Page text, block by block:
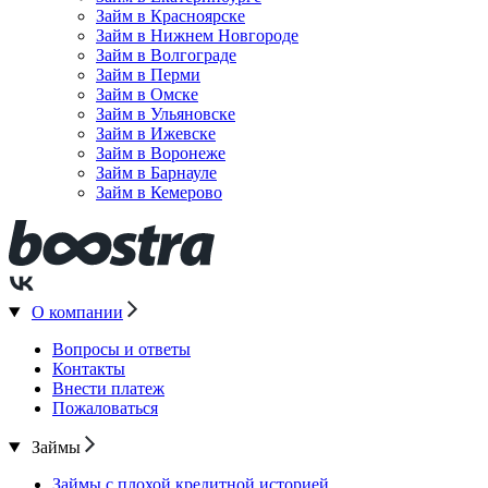
Займ в Красноярске
Займ в Нижнем Новгороде
Займ в Волгограде
Займ в Перми
Займ в Омске
Займ в Ульяновске
Займ в Ижевске
Займ в Воронеже
Займ в Барнауле
Займ в Кемерово
О компании
Вопросы и ответы
Контакты
Внести платеж
Пожаловаться
Займы
Займы с плохой кредитной историей